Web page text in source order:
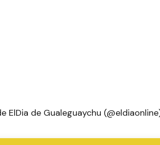
ElDia de Gualeguaychu